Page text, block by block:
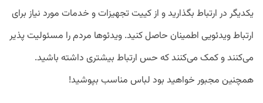
یکدیگر در ارتباط بگذارید و از کییت تجهیزات و خدمات مورد نیاز برای
ارتباط ویدئویی اطمینان حاصل کنید. ویدئوها مردم را مسئولیت پذیر
می‌کنند و کمک می‌کنند که حس ارتباط بیشتری داشته باشید.
همچنین مجبور خواهید بود لباس مناسب بپوشید!